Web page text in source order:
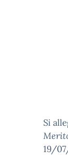
Si
19/